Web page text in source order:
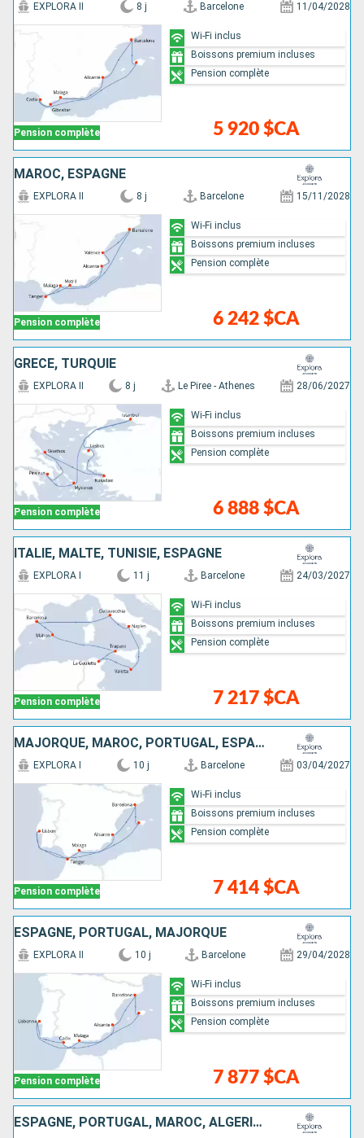
Pension complète
EXPLORA II 8 j Barcelone 11/04/2028
5 920 $CA
Wi-Fi inclus
Boissons premium incluses
Pension complète
MAROC, ESPAGNE
Pension complète
EXPLORA II 8 j Barcelone 15/11/2028
6 242 $CA
Wi-Fi inclus
Boissons premium incluses
Pension complète
GRÈCE, TURQUIE
Pension complète
EXPLORA II 8 j Le Piree - Athenes 28/06/2027
6 888 $CA
Wi-Fi inclus
Boissons premium incluses
Pension complète
ITALIE, MALTE, TUNISIE, ESPAGNE
Pension complète
EXPLORA I 11 j Barcelone 24/03/2027
7 217 $CA
Wi-Fi inclus
Boissons premium incluses
Pension complète
MAJORQUE, MAROC, PORTUGAL, ESPAGNE
Pension complète
EXPLORA I 10 j Barcelone 03/04/2027
7 414 $CA
Wi-Fi inclus
Boissons premium incluses
Pension complète
ESPAGNE, PORTUGAL, MAJORQUE
Pension complète
EXPLORA II 10 j Barcelone 29/04/2028
7 877 $CA
Wi-Fi inclus
Boissons premium incluses
Pension complète
ESPAGNE, PORTUGAL, MAROC, ALGÉRIE, IBIZA, MAJORQUE